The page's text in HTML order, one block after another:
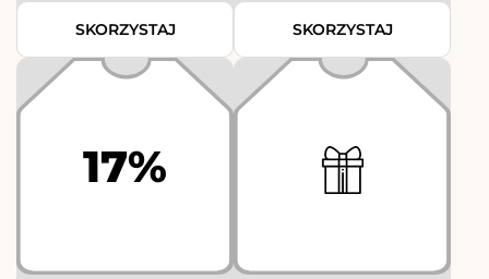
SKORZYSTAJ SKORZYSTAJ
17%